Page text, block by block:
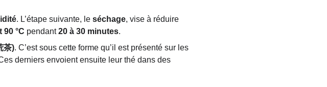
. L’étape suivante, le séchage, vise à réduire
90 °C pendant 20 à 30 minutes.
茶). C’est sous cette forme qu’il est présenté sur les
derniers envoient ensuite leur thé dans des